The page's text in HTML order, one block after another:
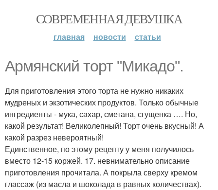
СОВРЕМЕННАЯ ДЕВУШКА
главная новости статьи
Армянский торт "Микадо".
Для приготовления этого торта не нужно никаких
мудреных и экзотических продуктов. Только обычные
ингредиенты - мука, сахар, сметана, сгущенка …. Но,
какой результат! Великолепный! Торт очень вкусный! А
какой разрез невероятный!
Единственное, по этому рецепту у меня получилось
вместо 12-15 коржей. 17. невнимательно описание
приготовления прочитала. А покрыла сверху кремом
глассаж (из масла и шоколада в равных количествах).